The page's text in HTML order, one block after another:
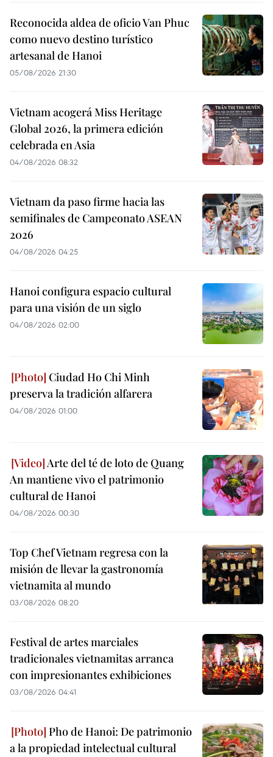
Reconocida aldea de oficio Van Phuc
como nuevo destino turístico
artesanal de Hanoi
05/08/2026 21:30
Vietnam acogerá Miss Heritage
Global 2026, la primera edición
celebrada en Asia
04/08/2026 08:32
Vietnam da paso firme hacia las
semifinales de Campeonato ASEAN
2026
04/08/2026 04:25
Hanoi configura espacio cultural
para una visión de un siglo
04/08/2026 02:00
Ciudad Ho Chi Minh
preserva la tradición alfarera
04/08/2026 01:00
Arte del té de loto de Quang
An mantiene vivo el patrimonio
cultural de Hanoi
04/08/2026 00:30
Top Chef Vietnam regresa con la
misión de llevar la gastronomía
vietnamita al mundo
03/08/2026 08:20
Festival de artes marciales
tradicionales vietnamitas arranca
con impresionantes exhibiciones
03/08/2026 04:41
Pho de Hanoi: De patrimonio
a la propiedad intelectual cultural